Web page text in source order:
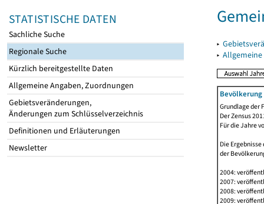
STATISTISCHE DATEN
Sachliche Suche
Regionale Suche
Kürzlich bereitgestellte Daten
Allgemeine Angaben, Zuordnungen
Gebietsveränderungen,
Änderungen zum Schlüsselverzeichnis
Definitionen und Erläuterungen
Newsletter
▸
▸
Grundlage der
Der Zensus
Für die Jahre
Die
der
2004:
2007:
2008:
2009: